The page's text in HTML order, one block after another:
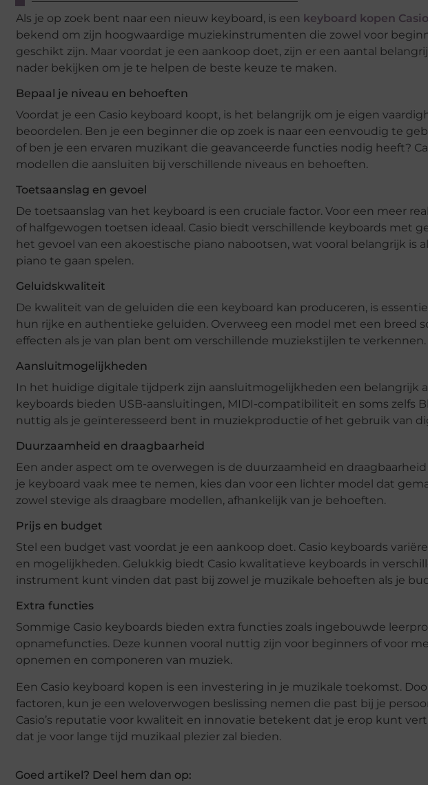
Als je op zoek bent naar een nieuw keyboard, is een keyboard kopen Casio
bekend om zijn hoogwaardige muziekinstrumenten die zowel voor
geschikt zijn. Maar voordat je een aankoop doet, zijn er een aantal
nader bekijken om je te helpen de beste keuze te maken.
Bepaal je niveau en behoeften
Voordat je een Casio keyboard koopt, is het belangrijk om je eigen
beoordelen. Ben je een beginner die op zoek is naar een eenvoudig te
of ben je een ervaren muzikant die geavanceerde functies nodig heeft?
modellen die aansluiten bij verschillende niveaus en behoeften.
Toetsaanslag en gevoel
De toetsaanslag van het keyboard is een cruciale factor. Voor een meer
of halfgewogen toetsen ideaal. Casio biedt verschillende keyboards met
het gevoel van een akoestische piano nabootsen, wat vooral belangrijk is
piano te gaan spelen.
Geluidskwaliteit
De kwaliteit van de geluiden die een keyboard kan produceren, is
hun rijke en authentieke geluiden. Overweeg een model met een breed
effecten als je van plan bent om verschillende muziekstijlen te verkennen.
Aansluitmogelijkheden
In het huidige digitale tijdperk zijn aansluitmogelijkheden een belangrijk
keyboards bieden USB-aansluitingen, MIDI-compatibiliteit en soms zelfs
nuttig als je geïnteresseerd bent in muziekproductie of het gebruik van
Duurzaamheid en draagbaarheid
Een ander aspect om te overwegen is de duurzaamheid en
je keyboard vaak mee te nemen, kies dan voor een lichter model dat
zowel stevige als draagbare modellen, afhankelijk van je behoeften.
Prijs en budget
Stel een budget vast voordat je een aankoop doet. Casio keyboards
en mogelijkheden. Gelukkig biedt Casio kwalitatieve keyboards in
instrument kunt vinden dat past bij zowel je muzikale behoeften als je
Extra functies
Sommige Casio keyboards bieden extra functies zoals ingebouwde
opnamefuncties. Deze kunnen vooral nuttig zijn voor beginners of voor
opnemen en componeren van muziek.
Een Casio keyboard kopen is een investering in je muzikale toekomst.
factoren, kun je een weloverwogen beslissing nemen die past bij je
Casio’s reputatie voor kwaliteit en innovatie betekent dat je erop kunt
dat je voor lange tijd muzikaal plezier zal bieden.
Goed artikel? Deel hem dan op: